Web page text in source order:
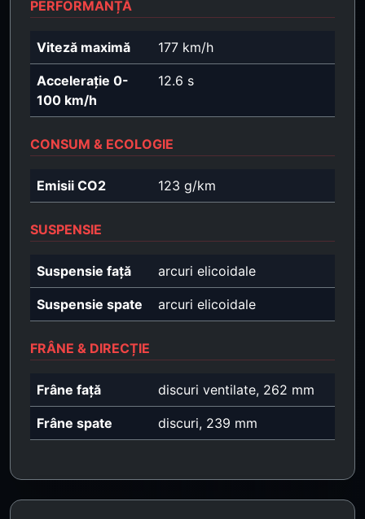
PERFORMANȚĂ
Viteză maximă 177 km/h
Accelerație 0-
100 km/h
12.6 s
CONSUM & ECOLOGIE
Emisii CO2 123 g/km
SUSPENSIE
Suspensie față arcuri elicoidale
Suspensie spate arcuri elicoidale
FRÂNE & DIRECȚIE
Frâne față discuri ventilate, 262 mm
Frâne spate discuri, 239 mm